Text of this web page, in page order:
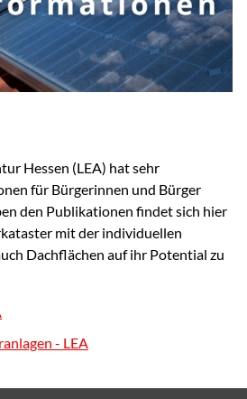
Hessen (LEA) hat sehr
für Bürgerinnen und Bürger
den Publikationen findet sich hier
mit der individuellen
Dachflächen auf ihr Potential zu
- LEA